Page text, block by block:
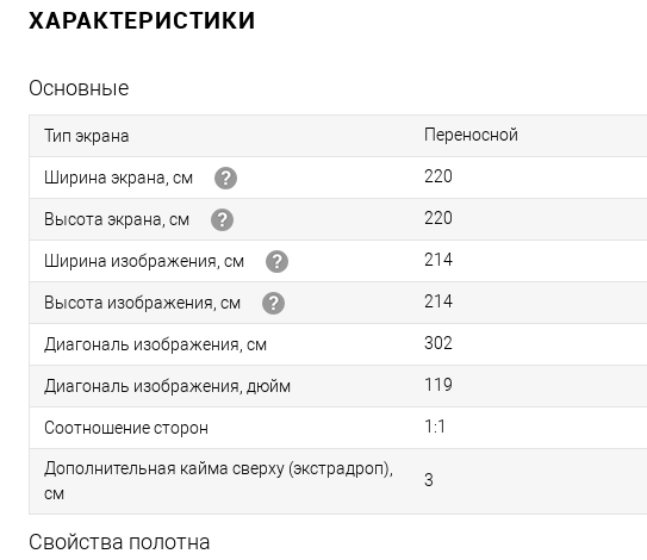
ХАРАКТЕРИСТИКИ
Основные
Тип экрана Переносной
Ширина экрана, см 220
Высота экрана, см 220
Ширина изображения, см 214
Высота изображения, см 214
Диагональ изображения, см 302
Диагональ изображения, дюйм 119
Соотношение сторон 1:1
Дополнительная кайма сверху (экстрадроп),
см
3
Свойства полотна